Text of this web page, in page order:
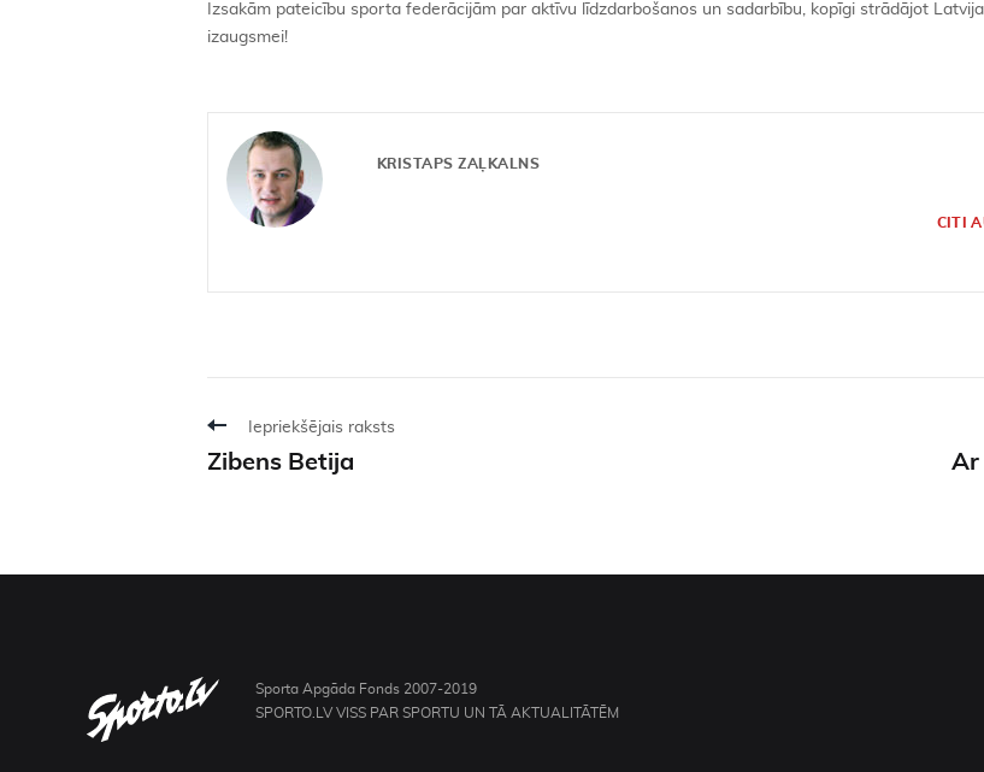
Izsakām pateicību sporta federācijām par aktīvu līdzdarbošanos un sadarbību, kopīgi strādājot
izaugsmei!
KRISTAPS ZAĻKALNS
CITI
Iepriekšējais raksts
Zibens Betija Ar
Sporta Apgāda Fonds 2007-2019
SPORTO.LV VISS PAR SPORTU UN TĀ AKTUALITĀTĒM